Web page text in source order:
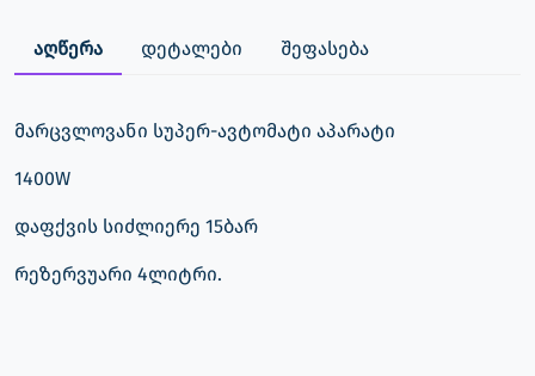
აღწერა დეტალები შეფასება
მარცვლოვანი სუპერ-ავტომატი აპარატი
1400W
დაფქვის სიძლიერე 15ბარ
რეზერვუარი 4ლიტრი.